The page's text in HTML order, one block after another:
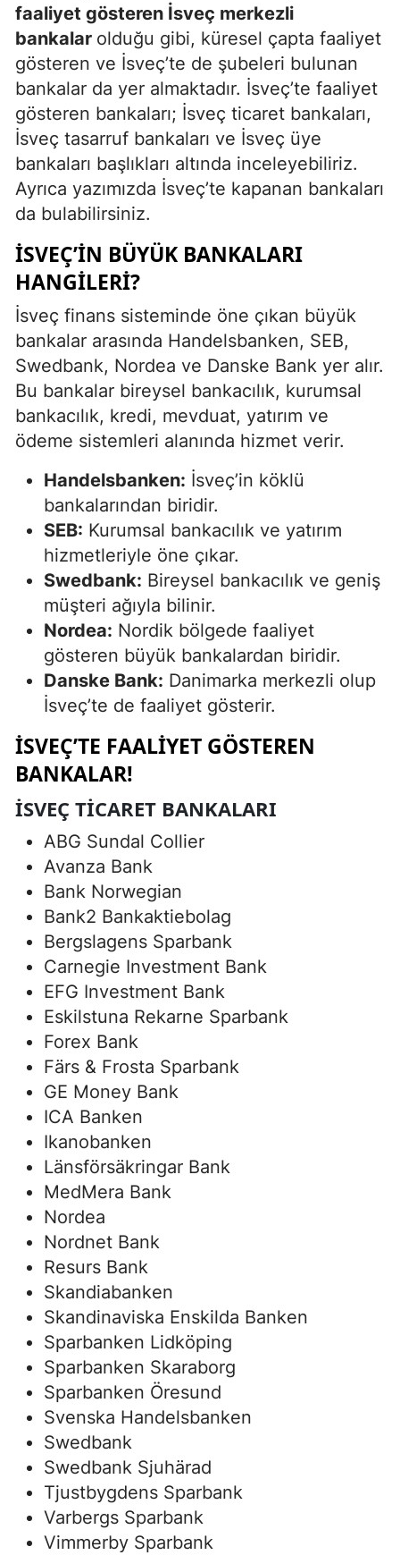
faaliyet gösteren İsveç merkezli
bankalar olduğu gibi, küresel çapta faaliyet
gösteren ve İsveç’te de şubeleri bulunan
bankalar da yer almaktadır. İsveç’te faaliyet
gösteren bankaları; İsveç ticaret bankaları,
İsveç tasarruf bankaları ve İsveç üye
bankaları başlıkları altında inceleyebiliriz.
Ayrıca yazımızda İsveç’te kapanan bankaları
da bulabilirsiniz.
İSVEÇ’IN BÜYÜK BANKALARI
HANGILERI?
İsveç finans sisteminde öne çıkan büyük
bankalar arasında Handelsbanken, SEB,
Swedbank, Nordea ve Danske Bank yer alır.
Bu bankalar bireysel bankacılık, kurumsal
bankacılık, kredi, mevduat, yatırım ve
ödeme sistemleri alanında hizmet verir.
Handelsbanken: İsveç’in köklü
bankalarından biridir.
SEB: Kurumsal bankacılık ve yatırım
hizmetleriyle öne çıkar.
Swedbank: Bireysel bankacılık ve geniş
müşteri ağıyla bilinir.
Nordea: Nordik bölgede faaliyet
gösteren büyük bankalardan biridir.
Danske Bank: Danimarka merkezli olup
İsveç’te de faaliyet gösterir.
İSVEÇ’TE FAALIYET GÖSTEREN
BANKALAR!
İSVEÇ TICARET BANKALARI
ABG Sundal Collier
Avanza Bank
Bank Norwegian
Bank2 Bankaktiebolag
Bergslagens Sparbank
Carnegie Investment Bank
EFG Investment Bank
Eskilstuna Rekarne Sparbank
Forex Bank
Färs & Frosta Sparbank
GE Money Bank
ICA Banken
Ikanobanken
Länsförsäkringar Bank
MedMera Bank
Nordea
Nordnet Bank
Resurs Bank
Skandiabanken
Skandinaviska Enskilda Banken
Sparbanken Lidköping
Sparbanken Skaraborg
Sparbanken Öresund
Svenska Handelsbanken
Swedbank
Swedbank Sjuhärad
Tjustbygdens Sparbank
Varbergs Sparbank
Vimmerby Sparbank